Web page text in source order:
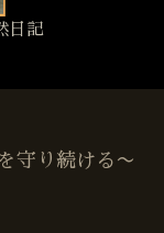
日記
守り続ける〜